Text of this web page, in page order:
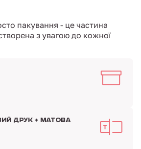
пакування - це частина
з увагою до кожної
ДРУК + МАТОВА